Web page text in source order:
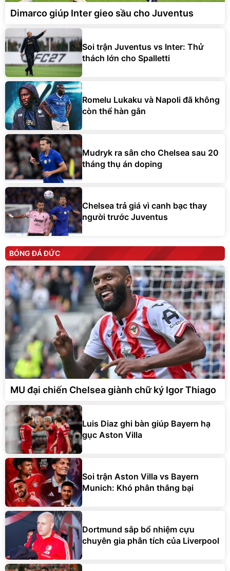
Dimarco giúp Inter gieo sầu cho Juventus
Soi trận Juventus vs Inter: Thử
thách lớn cho Spalletti
Romelu Lukaku và Napoli đã không
còn thể hàn gắn
Mudryk ra sân cho Chelsea sau 20
tháng thụ án doping
Chelsea trả giá vì canh bạc thay
người trước Juventus
BÓNG ĐÁ ĐỨC
MU đại chiến Chelsea giành chữ ký Igor Thiago
Luis Diaz ghi bàn giúp Bayern hạ
gục Aston Villa
Soi trận Aston Villa vs Bayern
Munich: Khó phân thắng bại
Dortmund sắp bổ nhiệm cựu
chuyên gia phân tích của Liverpool